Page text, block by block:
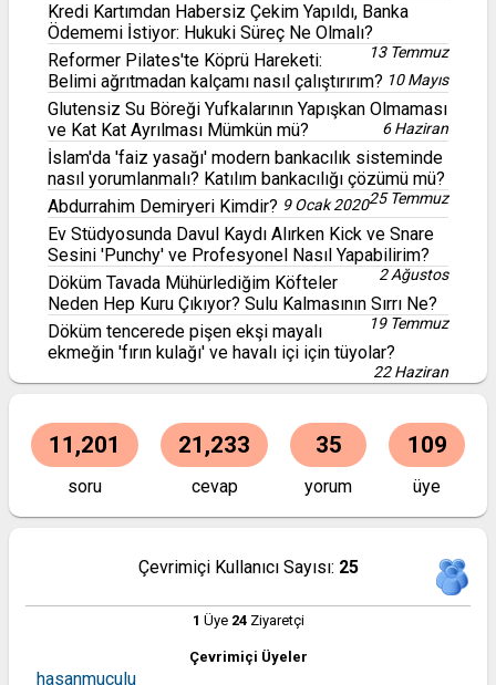
Kredi Kartımdan Habersiz Çekim Yapıldı, Banka
Ödememi İstiyor: Hukuki Süreç Ne Olmalı?
13 Temmuz
Reformer Pilates'te Köprü Hareketi:
Belimi ağrıtmadan kalçamı nasıl çalıştırırım? 10 Mayıs
Glutensiz Su Böreği Yufkalarının Yapışkan Olmaması
ve Kat Kat Ayrılması Mümkün mü?
6 Haziran
İslam'da 'faiz yasağı' modern bankacılık sisteminde
nasıl yorumlanmalı? Katılım bankacılığı çözümü mü?
25 Temmuz
Abdurrahim Demiryeri Kimdir? 9 Ocak 2020
Ev Stüdyosunda Davul Kaydı Alırken Kick ve Snare
Sesini 'Punchy' ve Profesyonel Nasıl Yapabilirim?
2 Ağustos
Döküm Tavada Mühürlediğim Köfteler
Neden Hep Kuru Çıkıyor? Sulu Kalmasının Sırrı Ne?
19 Temmuz
Döküm tencerede pişen ekşi mayalı
ekmeğin 'fırın kulağı' ve havalı içi için tüyolar?
22 Haziran
11,201
soru
21,233
cevap
35
yorum
109
üye
Çevrimiçi Kullanıcı Sayısı: 25
1 Üye 24Ziyaretçi
Çevrimiçi Üyeler
hasanmuculu